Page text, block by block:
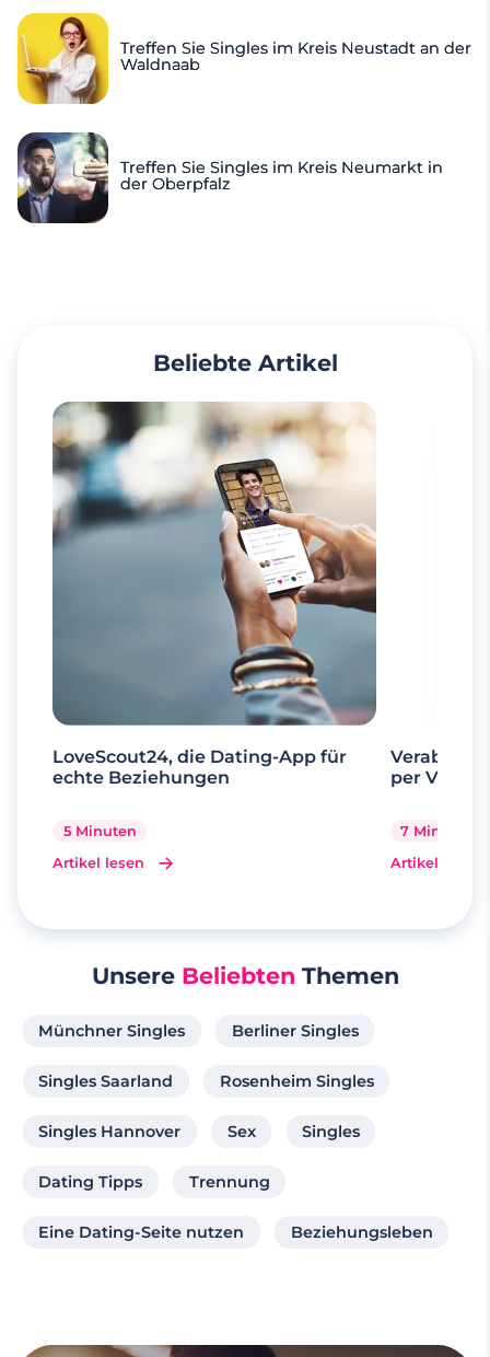
Treffen Sie Singles im Kreis Neustadt an der
Waldnaab
Treffen Sie Singles im Kreis Neumarkt in
der Oberpfalz
Beliebte Artikel
LoveScout24, die Dating-App für
echte Beziehungen
5 Minuten
Artikel lesen
per
7 Minuten
Artikel lesen
Unsere Beliebten Themen
Münchner Singles Berliner Singles
Singles Saarland Rosenheim Singles
Singles Hannover Sex Singles
Dating Tipps Trennung
Eine Dating-Seite nutzen Beziehungsleben